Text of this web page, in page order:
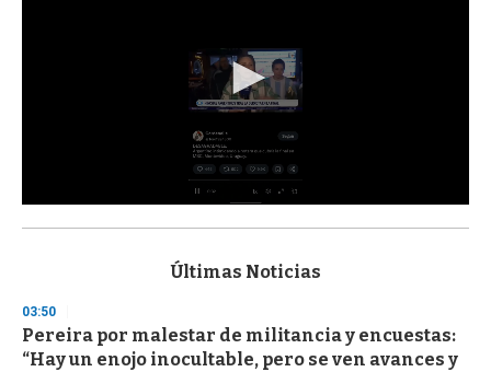
s
d
s
o
Últimas Noticias
03:50
Pereira por malestar de militancia y encuestas:
“Hay un enojo inocultable, pero se ven avances y